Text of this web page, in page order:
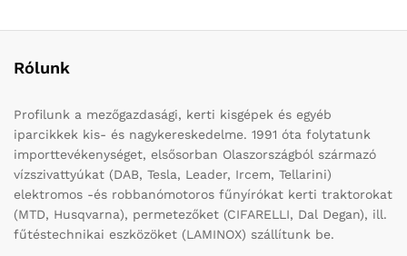
Rólunk
Profilunk a mezőgazdasági, kerti kisgépek és egyéb
iparcikkek kis- és nagykereskedelme. 1991 óta folytatunk
importtevékenységet, elsősorban Olaszországból származó
vízszivattyúkat (DAB, Tesla, Leader, Ircem, Tellarini)
elektromos -és robbanómotoros fűnyírókat kerti traktorokat
(MTD, Husqvarna), permetezőket (CIFARELLI, Dal Degan), ill.
fűtéstechnikai eszközöket (LAMINOX) szállítunk be.